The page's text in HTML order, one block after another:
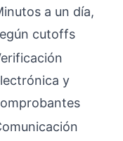
a un día,
cutoffs
y